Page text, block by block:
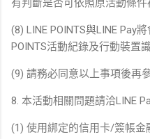
有判斷是否可依照原活動條件
(8) LINE POINTS與LINE Pay
POINTS活動紀錄及行動裝置
(9) 請務必同意以上事項後再
8. 本活動相關問題請洽LINE
(1) 使用綁定的信用卡/簽帳金